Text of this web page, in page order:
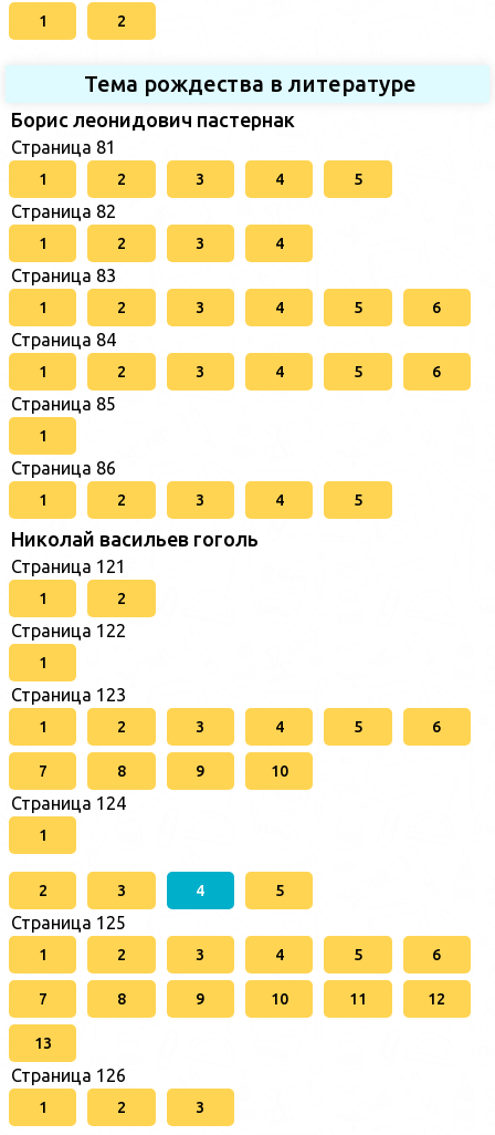
1 2
Тема рождества в литературе
Борис леонидович пастернак
Страница 81
1 2 3 4 5
Страница 82
1 2 3 4
Страница 83
1 2 3 4 5 6
Страница 84
1 2 3 4 5 6
Страница 85
1
Страница 86
1 2 3 4 5
Николай васильев гоголь
Страница 121
1 2
Страница 122
1
Страница 123
1 2 3 4 5 6
7 8 9 10
Страница 124
1
2 3 4 5
Страница 125
1 2 3 4 5 6
7 8 9 10 11 12
13
Страница 126
1 2 3